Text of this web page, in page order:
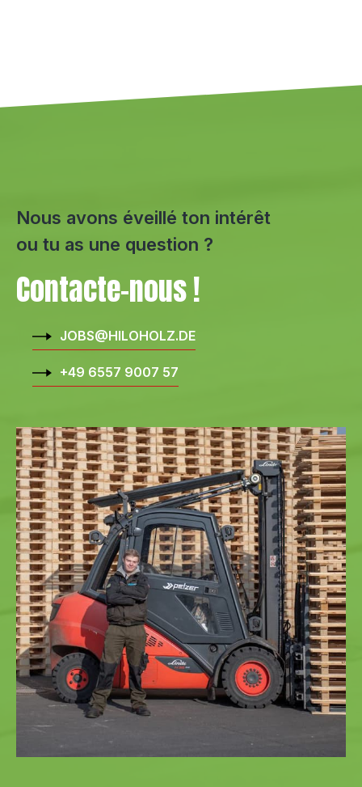
Nous avons éveillé ton intérêt
ou tu as une question ?
Contacte-nous !
JOBS@HILOHOLZ.DE
+49 6557 9007 57